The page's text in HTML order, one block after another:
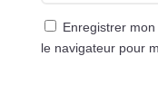
Enregistrer
le navigateur pour